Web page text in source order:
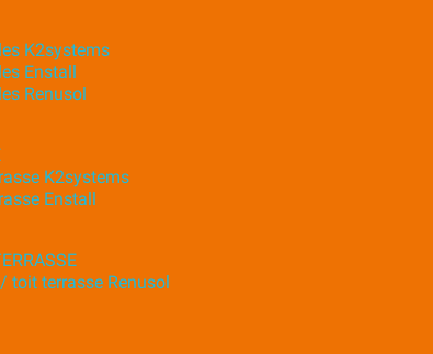
K2systems
Enstall
Renusol
K2systems
Enstall
toit terrasse Renusol